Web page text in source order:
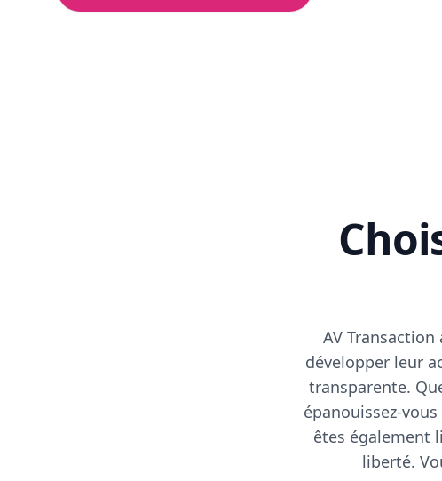
AV
développer leur
transparente.
épanouissez-
êtes également
liberté.